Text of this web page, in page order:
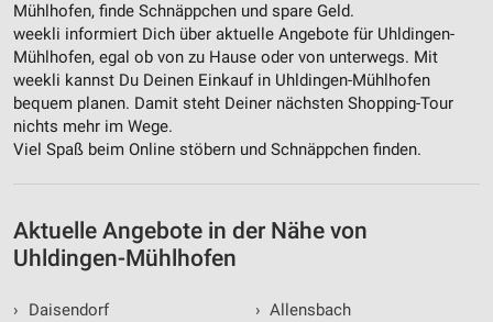
Mühlhofen, finde Schnäppchen und spare Geld.
weekli informiert Dich über aktuelle Angebote für Uhldingen-
Mühlhofen, egal ob von zu Hause oder von unterwegs. Mit
weekli kannst Du Deinen Einkauf in Uhldingen-Mühlhofen
bequem planen. Damit steht Deiner nächsten Shopping-Tour
nichts mehr im Wege.
Viel Spaß beim Online stöbern und Schnäppchen finden.
Aktuelle Angebote in der Nähe von
Uhldingen-Mühlhofen
›
Daisendorf
› Allensbach